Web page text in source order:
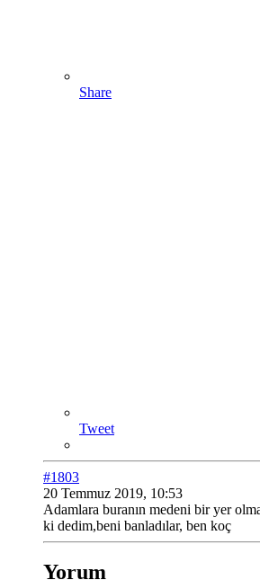
Share
Tweet
#1803
20 Temmuz 2019, 10:53
Adamlara buranın medeni bir yer
ki dedim,beni banladılar, ben koç
Yorum